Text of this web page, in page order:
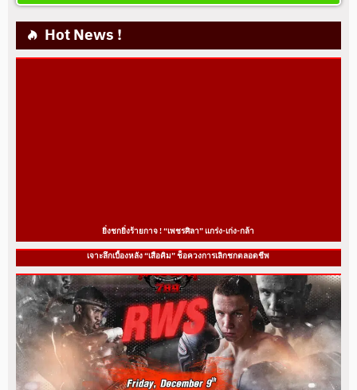
Hot News !
ยิ่งชกยิ่งร้ายกาจ ! “เพชรศิลา” แกร่ง-เก่ง-กล้า
เจาะลึกเบื้องหลัง “เสือคิม” ช็อควงการเลิกชกตลอดชีพ